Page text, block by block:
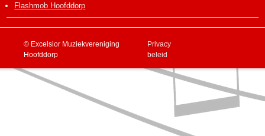
Flashmob Hoofddorp
© Excelsior Muziekvereniging
Hoofddorp
Privacy
beleid